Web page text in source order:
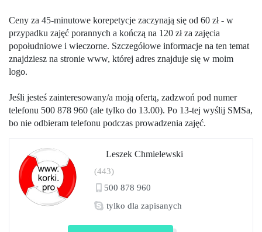
Ceny za 45-minutowe korepetycje zaczynają się od 60 zł - w
przypadku zajęć porannych a kończą na 120 zł za zajęcia
popołudniowe i wieczorne. Szczegółowe informacje na ten temat
znajdziesz na stronie www, której adres znajduje się w moim
logo.
Jeśli jesteś zainteresowany/a moją ofertą, zadzwoń pod numer
telefonu 500 878 960 (ale tylko do 13.00). Po 13-tej wyślij SMSa,
bo nie odbieram telefonu podczas prowadzenia zajęć.
Leszek Chmielewski
(443)
500 878 960
tylko dla zapisanych